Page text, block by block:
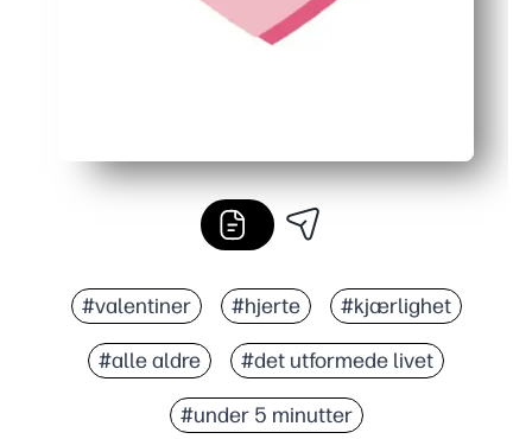
#valentiner #hjerte #kjærlighet
#alle aldre #det utformede livet
#under 5 minutter